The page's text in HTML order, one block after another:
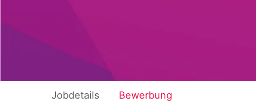
Jobdetails Bewerbung